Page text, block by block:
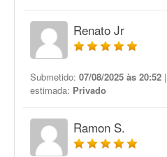
Renato Jr
Submetido: 07/08/2025 às 20:52
estimada: Privado
Ramon S.